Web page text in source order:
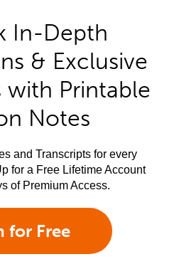
In-Depth
& Exclusive
with Printable
Notes
and Transcripts for every
for a Free Lifetime Account
of Premium Access.
for Free